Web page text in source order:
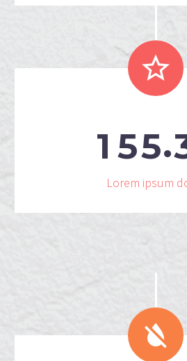


1 55.
Lorem ipsum

